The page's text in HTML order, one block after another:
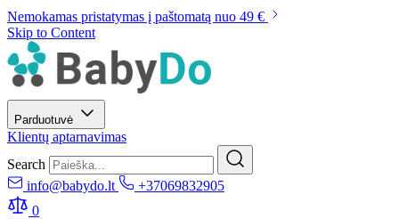
Nemokamas pristatymas į paštomatą nuo 49 €
Skip to Content
Parduotuvė
Klientų aptarnavimas
Search
info@babydo.lt
+37069832905
0